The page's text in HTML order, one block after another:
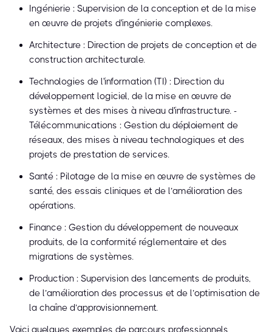
Ingénierie : Supervision de la conception et de la mise
en œuvre de projets d'ingénierie complexes.
Architecture : Direction de projets de conception et de
construction architecturale.
Technologies de l'information (TI) : Direction du
développement logiciel, de la mise en œuvre de
systèmes et des mises à niveau d'infrastructure. -
Télécommunications : Gestion du déploiement de
réseaux, des mises à niveau technologiques et des
projets de prestation de services.
Santé : Pilotage de la mise en œuvre de systèmes de
santé, des essais cliniques et de l’amélioration des
opérations.
Finance : Gestion du développement de nouveaux
produits, de la conformité réglementaire et des
migrations de systèmes.
Production : Supervision des lancements de produits,
de l’amélioration des processus et de l’optimisation de
la chaîne d’approvisionnement.
Voici quelques exemples de parcours professionnels